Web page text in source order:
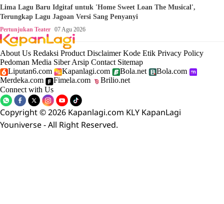
Lima Lagu Baru Idgitaf untuk 'Home Sweet Loan The Musical',
Terungkap Lagu Jagoan Versi Sang Penyanyi
Pertunjukan Teater 07 Agu 2026
About Us Redaksi Product Disclaimer Kode Etik Privacy Policy
Pedoman Media Siber Arsip Contact Sitemap
Liputan6.com
Kapanlagi.com Bola.net
Bola.com
Merdeka.com
Fimela.com
Brilio.net
Connect with Us
Copyright © 2026 Kapanlagi.com KLY KapanLagi
Youniverse - All Right Reserved.